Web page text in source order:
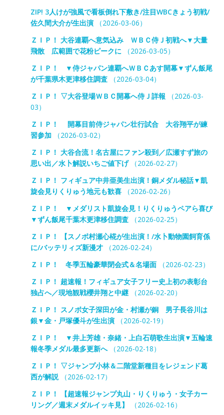
ZIP! 3人けが強風で看板倒れ下敷き/注目WBCきょう初戦/
佐久間大介が生出演（2026-03-06）
ＺＩＰ！ 大谷連覇へ意気込み ＷＢＣ侍Ｊ初戦へ▼大量
飛散 広範囲で花粉ピークに （2026-03-05）
ＺＩＰ！ ▼侍ジャパン連覇へＷＢＣあす開幕▼ずん飯尾
が千葉県木更津移住調査（2026-03-04）
ＺＩＰ！ ▽大谷登場ＷＢＣ開幕へ侍Ｊ詳報 （2026-03-
03）
ＺＩＰ！ 開幕目前侍ジャパン壮行試合 大谷翔平が練
習参加（2026-03-02）
ＺＩＰ！ 大谷合流！名古屋にファン殺到／広瀬すず旅の
思い出／水卜解説いちご値下げ（2026-02-27）
ＺＩＰ！ フィギュア中井亜美生出演！銅メダル秘話▼凱
旋会見りくりゅう地元も歓喜（2026-02-26）
ＺＩＰ！ ▼メダリスト凱旋会見！りくりゅうペアら喜び
▼ずん飯尾千葉木更津移住調査（2026-02-25）
ＺＩＰ！ 【スノボ村瀬心椛が生出演！/水卜動物園飼育係
に/バッテリィズ新漫才（2026-02-24）
ＺＩＰ！ 冬季五輪豪華閉会式＆名場面（2026-02-23）
ＺＩＰ！ 超速報！フィギュア女子フリー史上初の表彰台
独占へ／現地観戦櫻井翔と中継（2026-02-20）
ＺＩＰ！ スノボ女子深田が金・村瀬が銅 男子長谷川は
銀▼金・戸塚優斗が生出演（2026-02-19）
ＺＩＰ！ ▼井上芳雄・奈緒・上白石萌歌生出演▼五輪速
報冬季メダル最多更新へ（2026-02-18）
ＺＩＰ！ ▽ジャンプ小林＆二階堂新種目をレジェンド葛
西が解説（2026-02-17）
ＺＩＰ！ 【超速報ジャンプ丸山・りくりゅう・女子カー
リング／週末メダルイッキ見】
（2026-02-16）